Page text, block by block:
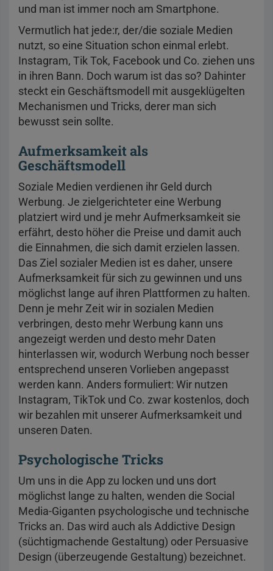
und man ist immer noch am Smartphone.
Vermutlich hat jede:r, der/die soziale Medien
nutzt, so eine Situation schon einmal erlebt.
Instagram, Tik Tok, Facebook und Co. ziehen uns
in ihren Bann. Doch warum ist das so? Dahinter
steckt ein Geschäftsmodell mit ausgeklügelten
Mechanismen und Tricks, derer man sich
bewusst sein sollte.
Aufmerksamkeit als
Geschäftsmodell
Soziale Medien verdienen ihr Geld durch
Werbung. Je zielgerichteter eine Werbung
platziert wird und je mehr Aufmerksamkeit sie
erfährt, desto höher die Preise und damit auch
die Einnahmen, die sich damit erzielen lassen.
Das Ziel sozialer Medien ist es daher, unsere
Aufmerksamkeit für sich zu gewinnen und uns
möglichst lange auf ihren Plattformen zu halten.
Denn je mehr Zeit wir in sozialen Medien
verbringen, desto mehr Werbung kann uns
angezeigt werden und desto mehr Daten
hinterlassen wir, wodurch Werbung noch besser
entsprechend unseren Vorlieben angepasst
werden kann. Anders formuliert: Wir nutzen
Instagram, TikTok und Co. zwar kostenlos, doch
wir bezahlen mit unserer Aufmerksamkeit und
unseren Daten.
Psychologische Tricks
Um uns in die App zu locken und uns dort
möglichst lange zu halten, wenden die Social
Media-Giganten psychologische und technische
Tricks an. Das wird auch als Addictive Design
(süchtigmachende Gestaltung) oder Persuasive
Design (überzeugende Gestaltung) bezeichnet.